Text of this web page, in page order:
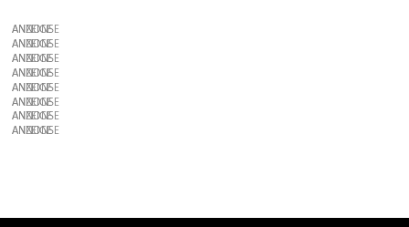
ANZEIGE
ANZEIGE
ANZEIGE
ANZEIGE
ANZEIGE
ANZEIGE
ANZEIGE
ANZEIGE